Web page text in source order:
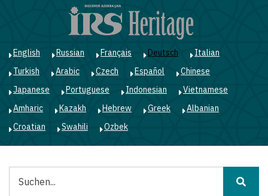
English Russian Français Deutsch
Italian
Turkish
Arabic Czech Español
Chinese
Japanese
Portuguese Indonesian
Vietnamese
Amharic
Kazakh Hebrew Greek
Albanian
Croatian
Swahili Ozbek